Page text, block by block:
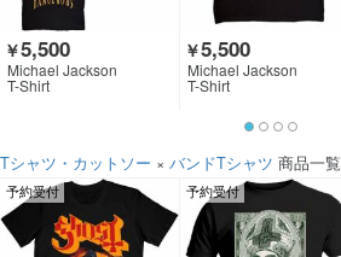
￥5,500
Michael Jackson
T-Shirt
￥5,500
Michael Jackson
T-Shirt
Tシャツ・カットソー × バンドTシャツ 商品一覧
予約受付 予約受付